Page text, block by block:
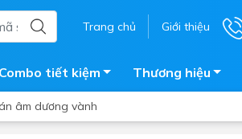
Trang chủ Giới thiệu
Combo tiết kiệm Thương hiệu
âm dương vành